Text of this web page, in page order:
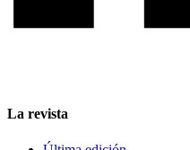
La revista